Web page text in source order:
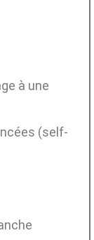
à une
(self-